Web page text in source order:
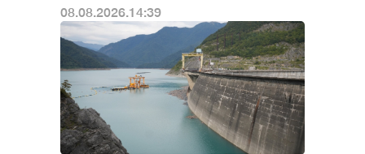
08.08.2026.14:39